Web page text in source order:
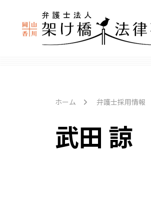
ホーム 弁護士採用情報
武田 諒